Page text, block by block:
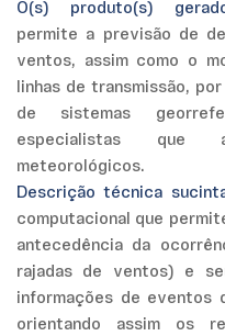
O(s) produto(s)
permite a previsão de
ventos, assim como o
linhas de transmissão,
de sistemas
especialistas que
meteorológicos.
Descrição técnica
computacional que
antecedência da
rajadas de ventos) e
informações de eventos
orientando assim os